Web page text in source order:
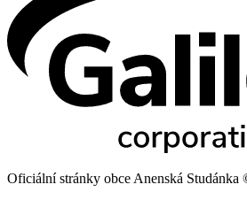
Oficiální stránky obce Anenská Studánka